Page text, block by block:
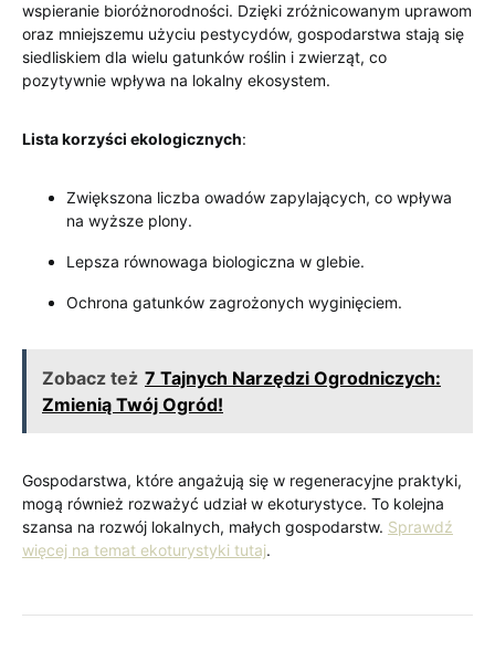
wspieranie bioróżnorodności. Dzięki zróżnicowanym uprawom
oraz mniejszemu użyciu pestycydów, gospodarstwa stają się
siedliskiem dla wielu gatunków roślin i zwierząt, co
pozytywnie wpływa na lokalny ekosystem.
Lista korzyści ekologicznych:
Zwiększona liczba owadów zapylających, co wpływa
na wyższe plony.
Lepsza równowaga biologiczna w glebie.
Ochrona gatunków zagrożonych wyginięciem.
Zobacz też 7 Tajnych Narzędzi Ogrodniczych:
Zmienią Twój Ogród!
Gospodarstwa, które angażują się w regeneracyjne praktyki,
mogą również rozważyć udział w ekoturystyce. To kolejna
szansa na rozwój lokalnych, małych gospodarstw. Sprawdź
więcej na temat ekoturystyki tutaj.